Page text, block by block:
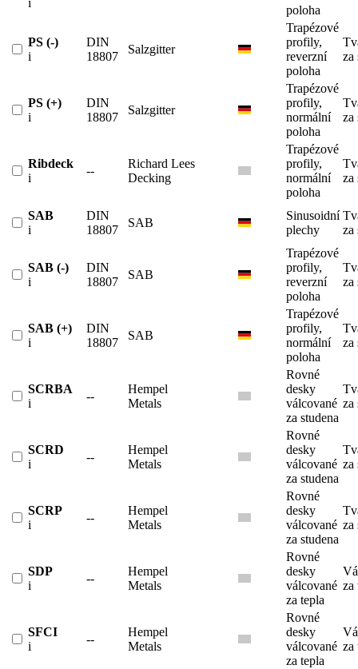
i
poloha
PS (-)
i
DIN
18807
Salzgitter
Trapézové
profily,
reverzní
poloha
za
PS (+)
i
DIN
18807
Salzgitter
Trapézové
profily,
normální
poloha
za
Ribdeck
i
--
Richard Lees
Decking
Trapézové
profily,
normální
poloha
za
SAB
i
DIN
18807
SAB
Sinusoidní
plechy
za
SAB (-)
i
DIN
18807
SAB
Trapézové
profily,
reverzní
poloha
za
SAB (+)
i
DIN
18807
SAB
Trapézové
profily,
normální
poloha
za
SCRBA
i
--
Hempel
Metals
Rovné
desky
válcované
za studena
za
SCRD
i
--
Hempel
Metals
Rovné
desky
válcované
za studena
za
SCRP
i
--
Hempel
Metals
Rovné
desky
válcované
za studena
za
SDP
i
--
Hempel
Metals
Rovné
desky
válcované
za tepla
za
SFCI
i
--
Hempel
Metals
Rovné
desky
válcované
za tepla
za